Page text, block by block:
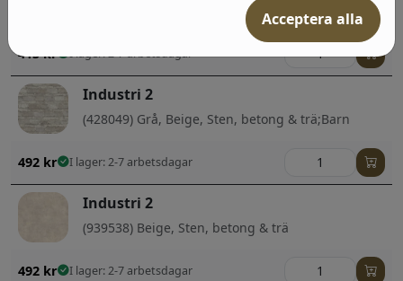
(429237) Grå, Neutral, Enfärgade
415kr I lager: 2-7 arbetsdagar
Industri 2
(428049) Grå, Beige, Sten, betong & trä;Barn
492 kr I lager: 2-7 arbetsdagar
Industri 2
(939538) Beige, Sten, betong & trä
492 kr I lager: 2-7 arbetsdagar
Acceptera alla